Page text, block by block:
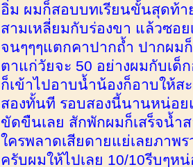
อิ่ม ผมก็สอบบทเรียนขั้นสุดท้า
สามเหลี่ยมกับร่องขา แล้วซอ
จนๆๆๆแตกคาปากถ้ำ ปากผม
ตาแก่วัยจะ 50 อย่างผมกับเด็
ก็เข้าไปอาบน้ำน้องก็อาบให้
สองทั้นที รอบสองนี้นานหน่อย
ขัดขืนเลย สักพักผมก็เสร็จน้ำ
ใครพลาดเสียดายแย่เลยภาพ
ครับผมให้ไปเลย 10/10รีบๆห